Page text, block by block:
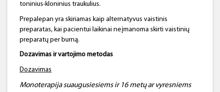
toninius-kloninius traukulius.
Prepalepan yra skiriamas kaip alternatyvus vaistinis
preparatas, kai pacientui laikinai neįmanoma skirti vaistinių
preparatų per burną.
Dozavimas ir vartojimo metodas
Dozavimas
Monoterapijasuaugusiesiems ir 16 metų ar vyresniems